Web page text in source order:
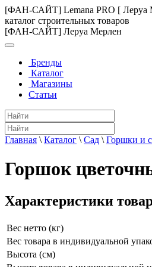
[ФАН-САЙТ] Lemana PRO [ Леруа
каталог строительных товаров
[ФАН-САЙТ] Леруа Мерлен
Бренды
Каталог
Магазины
Статьи
Главная \ Каталог \ Сад \ Горшки и
Горшок
Характеристики
Вес нетто (кг)
Вес товара в индивидуальной
Высота (см)